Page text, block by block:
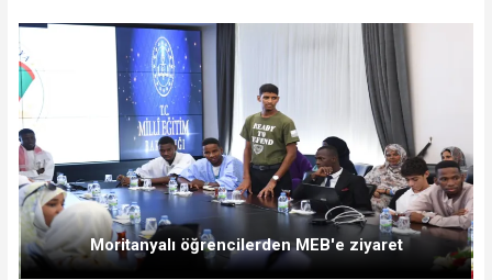
Moritanyalı öğrencilerden MEB'e ziyaret